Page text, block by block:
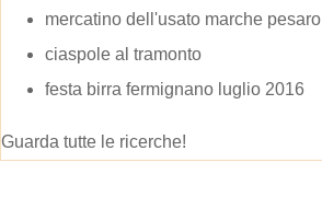
mercatino dell'usato marche pesaro
ciaspole al tramonto
festa birra fermignano luglio 2016
Guarda tutte le ricerche!